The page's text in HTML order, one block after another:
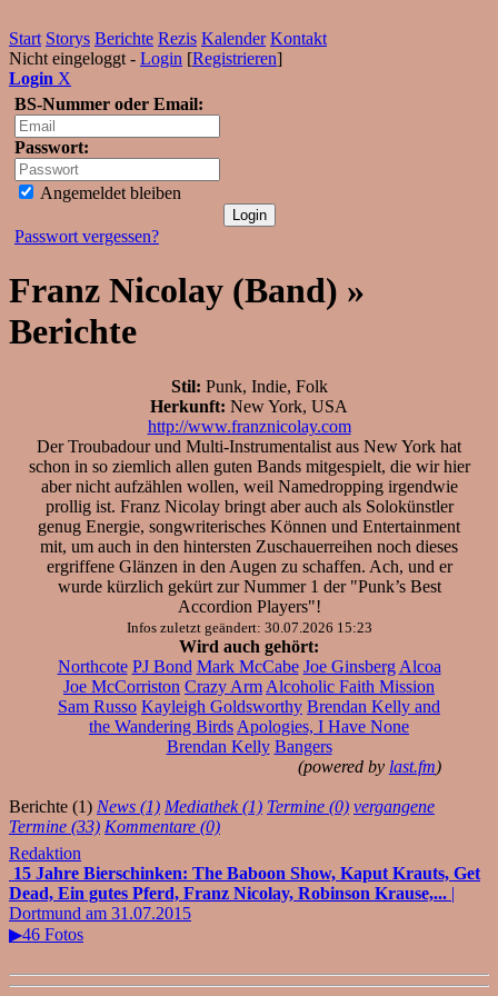
Start Storys Berichte Rezis Kalender Kontakt
Nicht eingeloggt - Login [Registrieren]
Login X
BS-Nummer oder Email:
Passwort:
Angemeldet bleiben
Passwort vergessen?
Franz Nicolay (Band) »
Berichte
Stil: Punk, Indie, Folk
Herkunft: New York, USA
http://www.franznicolay.com
Der Troubadour und Multi-Instrumentalist aus New York hat
schon in so ziemlich allen guten Bands mitgespielt, die wir hier
aber nicht aufzählen wollen, weil Namedropping irgendwie
prollig ist. Franz Nicolay bringt aber auch als Solokünstler
genug Energie, songwriterisches Können und Entertainment
mit, um auch in den hintersten Zuschauerreihen noch dieses
ergriffene Glänzen in den Augen zu schaffen. Ach, und er
wurde kürzlich gekürt zur Nummer 1 der "Punk’s Best
Accordion Players"!
Infos zuletzt geändert: 30.07.2026 15:23
Wird auch gehört:
Northcote PJ Bond Mark McCabe Joe Ginsberg Alcoa
Joe McCorriston Crazy Arm Alcoholic Faith Mission
Sam Russo Kayleigh Goldsworthy Brendan Kelly and
the Wandering Birds Apologies, I Have None
Brendan Kelly Bangers
(powered by last.fm)
Berichte (1) News (1) Mediathek (1) Termine (0) vergangene
Termine (33) Kommentare (0)
Redaktion
15 Jahre Bierschinken: The Baboon Show, Kaput Krauts, Get
Dead, Ein gutes Pferd, Franz Nicolay, Robinson Krause,... |
Dortmund am 31.07.2015
▶46 Fotos